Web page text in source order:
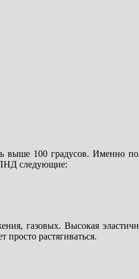
выше 100 градусов. Именно
ПНД следующие:
газовых. Высокая
растягиваться.